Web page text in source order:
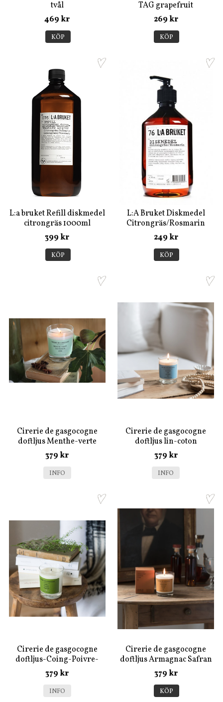
tvål
salvia/rosmarin/lavendel
1000ml
469 kr
KÖP
TAG grapefruit
269 kr
KÖP
L:a bruket Refill diskmedel
citrongräs 1000ml
399 kr
KÖP
L:A Bruket Diskmedel
Citrongräs/Rosmarin
249 kr
KÖP
Cirerie de gasgocogne
doftljus Menthe-verte
379 kr
INFO
Cirerie de gasgocogne
doftljus lin-coton
379 kr
INFO
Cirerie de gasgocogne
doftljus-Coing-Poivre-
Piment
379 kr
INFO
Cirerie de gasgocogne
doftljus Armagnac Safran
Cuir
379 kr
KÖP